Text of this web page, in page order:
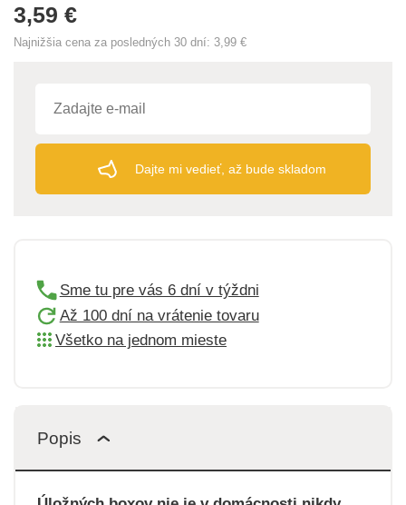
3,59 €
Najnižšia cena za posledných 30 dní: 3,99 €
Dajte mi vedieť, až bude skladom
Sme tu pre vás 6 dní v týždni
Až 100 dní na vrátenie tovaru
Všetko na jednom mieste
Popis